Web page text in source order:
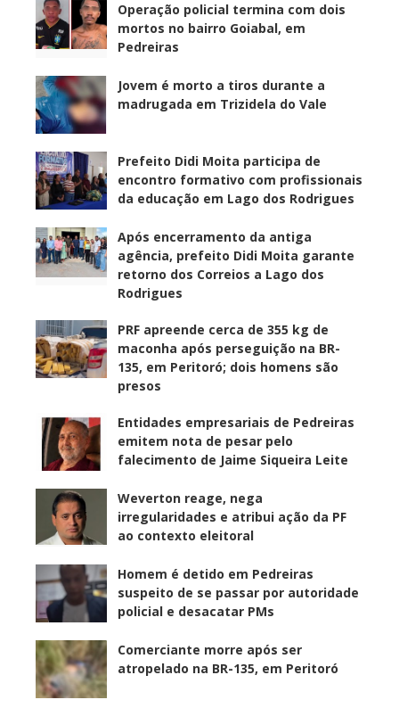
Operação policial termina com dois
mortos no bairro Goiabal, em
Pedreiras
Jovem é morto a tiros durante a
madrugada em Trizidela do Vale
Prefeito Didi Moita participa de
encontro formativo com profissionais
da educação em Lago dos Rodrigues
Após encerramento da antiga
agência, prefeito Didi Moita garante
retorno dos Correios a Lago dos
Rodrigues
PRF apreende cerca de 355 kg de
maconha após perseguição na BR-
135, em Peritoró; dois homens são
presos
Entidades empresariais de Pedreiras
emitem nota de pesar pelo
falecimento de Jaime Siqueira Leite
Weverton reage, nega
irregularidades e atribui ação da PF
ao contexto eleitoral
Homem é detido em Pedreiras
suspeito de se passar por autoridade
policial e desacatar PMs
Comerciante morre após ser
atropelado na BR-135, em Peritoró